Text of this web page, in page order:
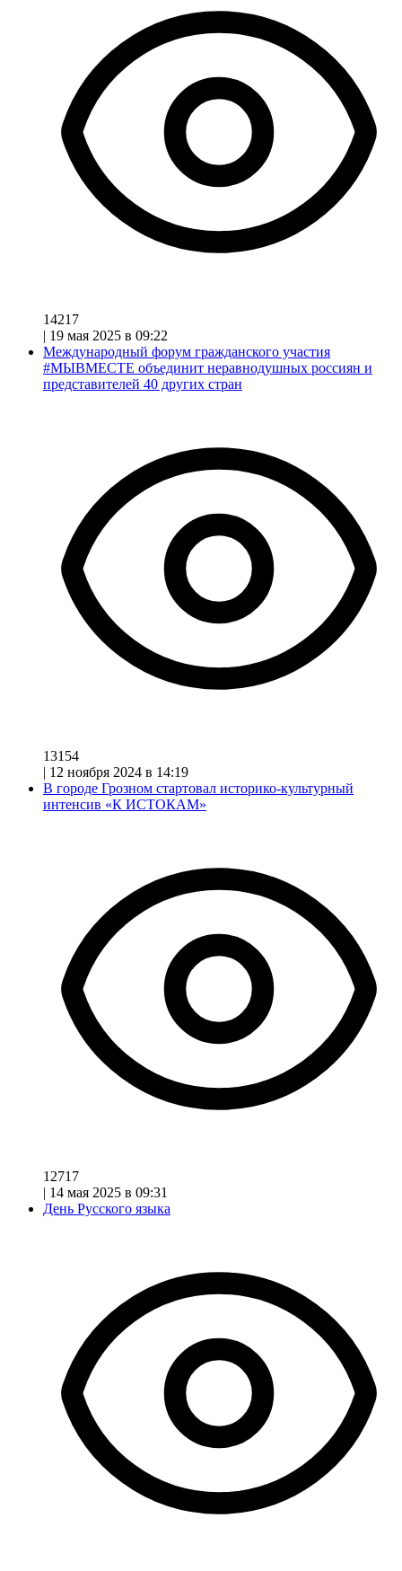
14217
| 19 мая 2025 в 09:22
Международный форум гражданского участия
#МЫВМЕСТЕ объединит неравнодушных россиян и
представителей 40 других стран
13154
| 12 ноября 2024 в 14:19
В городе Грозном стартовал историко-культурный
интенсив «К ИСТОКАМ»
12717
| 14 мая 2025 в 09:31
День Русского языка